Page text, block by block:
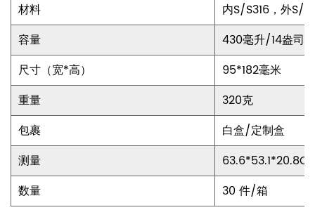
或翻倒的风险。此外，其耐用的结构保证了持久的性能，使
其成为您所有冒险的可靠伴侣，无论是日常通勤还是周末度
假。
环保意识
除了实用性和风格外，我们的便携式真空隔热咖啡杯（带吸
管）在设计时还考虑到了可持续性。通过选择可重复使用的
杯子，您就做出了有意识的选择，以减少一次性塑料废物，
为子孙后代创造一个更健康的星球。加入我们，共同实现在
不影响便利性或质量的情况下做出环保选择的使命。
材料
内S/S316，外S/
容量
430毫升/14盎司
尺寸（宽*高）
95*182毫米
重量
320克
包裹
白盒/定制盒
测量
数量
30 件/箱